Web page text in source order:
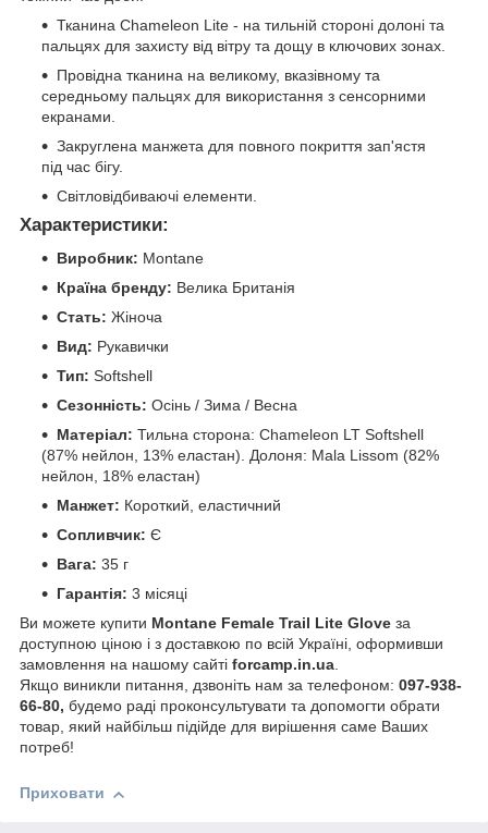
Тканина Chameleon Lite - на тильній стороні долоні та
пальцях для захисту від вітру та дощу в ключових зонах.
Провідна тканина на великому, вказівному та
середньому пальцях для використання з сенсорними
екранами.
Закруглена манжета для повного покриття зап'ястя
під час бігу.
Світловідбиваючі елементи.
Характеристики:
Виробник: Montane
Країна бренду: Велика Британія
Стать: Жіноча
Вид: Рукавички
Тип: Softshell
Сезонність: Осінь / Зима / Весна
Матеріал: Тильна сторона: Chameleon LT Softshell
(87% нейлон, 13% еластан). Долоня: Mala Lissom (82%
нейлон, 18% еластан)
Манжет: Короткий, еластичний
Сопливчик: Є
Вага: 35 г
Гарантія: 3 місяці
Ви можете купити Montane Female Trail Lite Glove за
доступною ціною і з доставкою по всій Україні, оформивши
замовлення на нашому сайті forcamp.in.ua.
Якщо виникли питання, дзвоніть нам за телефоном: 097-938-
66-80, будемо раді проконсультувати та допомогти обрати
товар, який найбільш підійде для вирішення саме Ваших
потреб!
Приховати